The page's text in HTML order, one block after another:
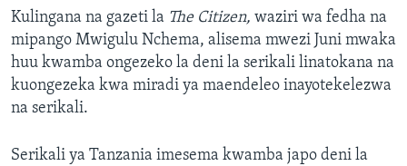
Kulingana na gazeti la The Citizen, waziri wa fedha na
mipango Mwigulu Nchema, alisema mwezi Juni mwaka
huu kwamba ongezeko la deni la serikali linatokana na
kuongezeka kwa miradi ya maendeleo inayotekelezwa
na serikali.
Serikali ya Tanzania imesema kwamba japo deni la